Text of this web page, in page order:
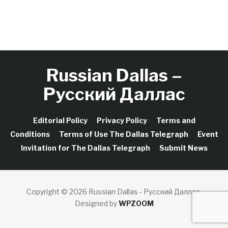
Russian Dallas –
Русский Даллас
Editorial Policy Privacy Policy
Terms and
Conditions
Terms of Use The Dallas Telegraph
Event
Invitation for The Dallas Telegraph
Submit News
Copyright © 2026 Russian Dallas - Русский Даллас.
Designed byWPZOOM